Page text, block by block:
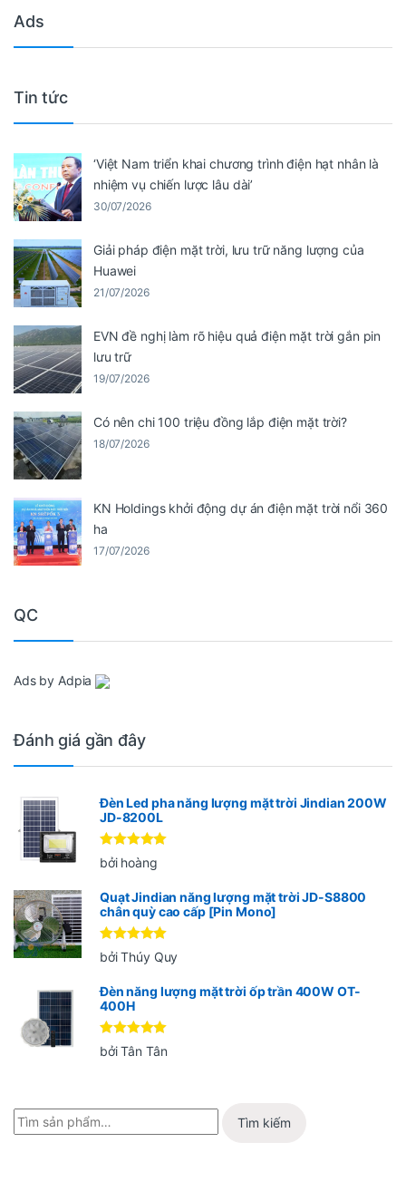
Ads
Tin tức
‘Việt Nam triển khai chương trình điện hạt nhân là
nhiệm vụ chiến lược lâu dài’
30/07/2026
Giải pháp điện mặt trời, lưu trữ năng lượng của
Huawei
21/07/2026
EVN đề nghị làm rõ hiệu quả điện mặt trời gắn pin
lưu trữ
19/07/2026
Có nên chi 100 triệu đồng lắp điện mặt trời?
18/07/2026
KN Holdings khởi động dự án điện mặt trời nổi 360
ha
17/07/2026
QC
Ads by Adpia
Đánh giá gần đây
Đèn Led pha năng lượng mặt trời Jindian 200W
JD-8200L
Được xếp
hạng55
bởi hoàng
Quạt Jindian năng lượng mặt trời JD-S8800
chân quỳ cao cấp [Pin Mono]
Được xếp
hạng 5 5
bởi Thúy Quy
Đèn năng lượng mặt trời ốp trần 400W OT-
400H
Được xếp
hạng 55
bởi Tân Tân
Tìm kiếm